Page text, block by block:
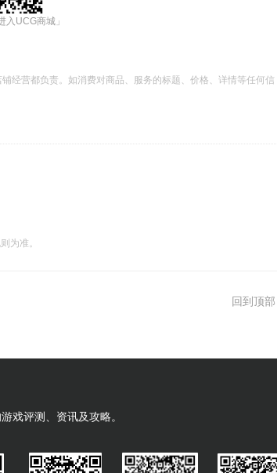
回到顶部
经营都负责。如消费对商品、服务的标题、价格、详情等任何信
为准。
入UCG商城」
戏评测、资讯及攻略。